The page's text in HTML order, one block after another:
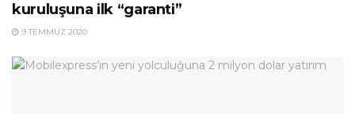
kuruluşuna ilk “garanti”
9 TEMMUZ 2020